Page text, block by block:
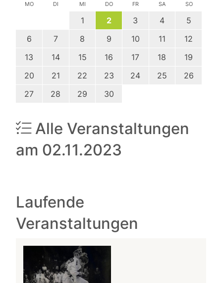
MO DI MI DO FR SA SO
1 2 3 4
5
6
7 8 9 10 11
12
13
14 15 16 17 18
19
20
21 22 23 24 25
26
27
28 29 30
Alle Veranstaltungen
am 02.11.2023
Laufende
Veranstaltungen